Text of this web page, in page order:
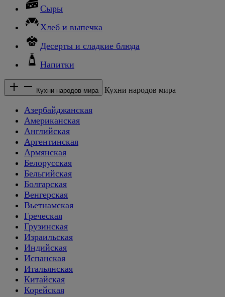
Сыры
Хлеб и выпечка
Десерты и сладкие блюда
Напитки
Кухни народов мира Кухни народов мира
Азербайджанская
Американская
Английская
Аргентинская
Армянская
Белорусская
Бельгийская
Болгарская
Венгерская
Вьетнамская
Греческая
Грузинская
Израильская
Индийская
Испанская
Итальянская
Китайская
Корейская